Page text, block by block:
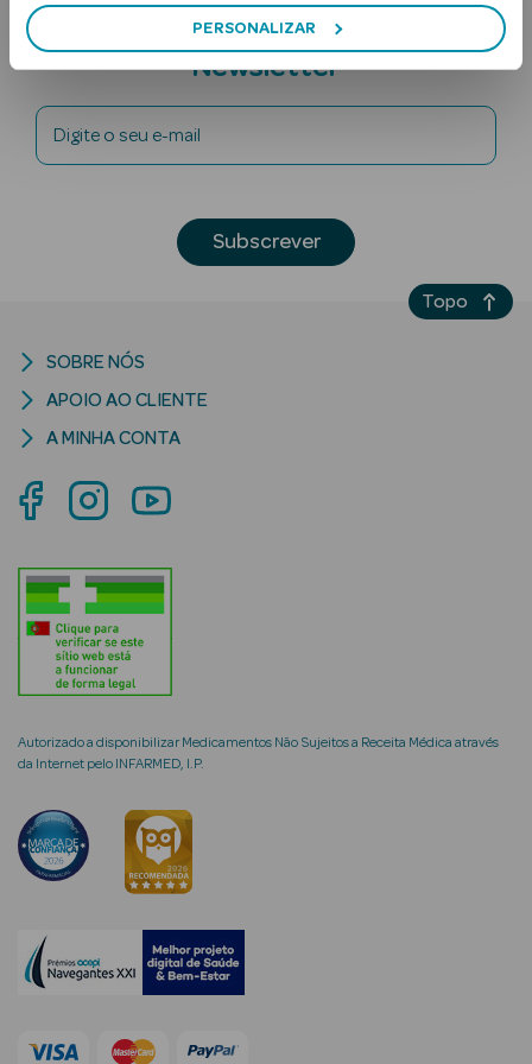
PERSONALIZAR
Rosto
Lábios
Criança
Rosto e
Ver Tudo
Cosmética
Hidratantes
Creme de Olhos
envelhecimento
Subscreva a
Newsletter
Digite o seu e-mail
Subscrever
Autorizado a disponibilizar Medicamentos Não Sujeitos a Receita Médica através
da Internet pelo INFARMED, I.P.
SOBRE NÓS
APOIO AO CLIENTE
A MINHA CONTA
Topo